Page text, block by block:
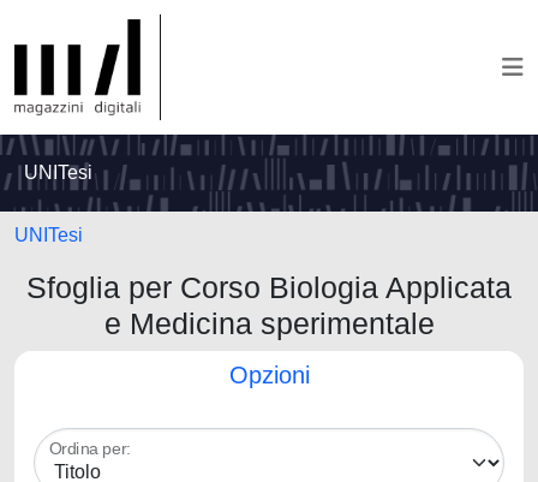
UNITesi
UNITesi
Sfoglia per Corso Biologia Applicata
e Medicina sperimentale
Opzioni
Ordina per: